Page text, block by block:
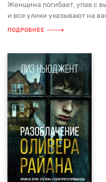
Женщина погибает, упав с
и все улики указывают на
ПОДРОБНЕЕ